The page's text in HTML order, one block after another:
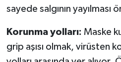
sayede salgının yayılması
Korunma yolları: Maske
grip aşısı olmak, virüsten